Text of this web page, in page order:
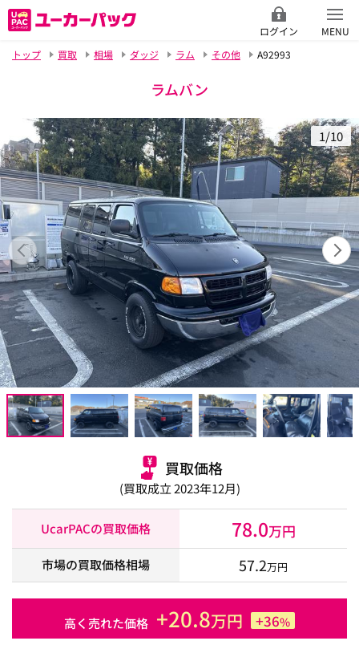
ログイン
MENU
トップ
買取 相場 ダッジ ラム その他 A92993
ラムバン
1/10
買取価格
(買取成立 2023年12月)
UcarPACの買取価格 78.0万円
市場の買取価格相場 57.2万円
高く売れた価格 +20.8万円 +36%